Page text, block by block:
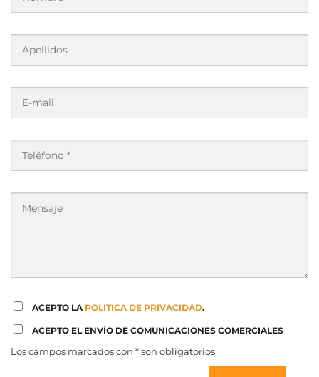
ACEPTO LA POLITICA DE PRIVACIDAD.
ACEPTO EL ENVÍO DE COMUNICACIONES COMERCIALES
Los campos marcados con * son obligatorios